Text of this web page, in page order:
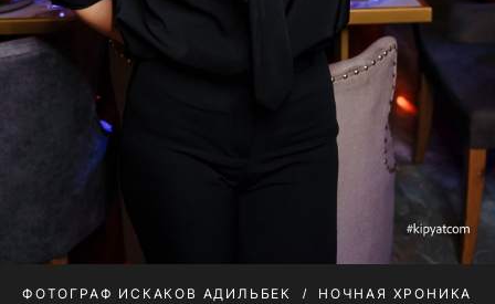
ФОТОГРАФ ИСКАКОВ АДИЛЬБЕК НОЧНАЯ ХРОНИКА